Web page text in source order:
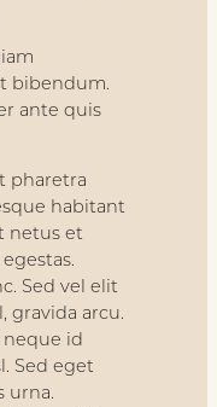
bibendum.
ante quis
pharetra
habitant
netus et
Sed vel elit
gravida arcu.
neque id
Sed eget
urna.